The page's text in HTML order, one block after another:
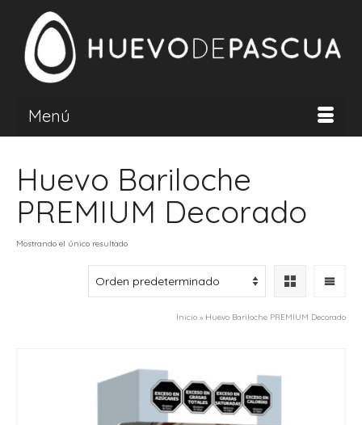
Menú
Huevo Bariloche
PREMIUM Decorado
Mostrando el único resultado
Inicio » Huevo Bariloche PREMIUM Decorado